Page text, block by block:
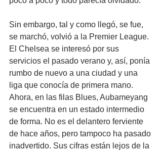
Sin embargo, tal y como llegó, se fue,
se marchó, volvió a la Premier League.
El Chelsea se interesó por sus
servicios el pasado verano y, así, ponía
rumbo de nuevo a una ciudad y una
liga que conocía de primera mano.
Ahora, en las filas Blues, Aubameyang
se encuentra en un estado intermedio
de forma. No es el delantero ferviente
de hace años, pero tampoco ha pasado
inadvertido. Sus cifras están lejos de la